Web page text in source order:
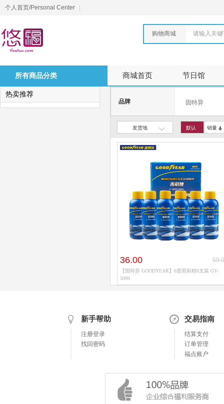
个人首页/Personal Center
购物商城 请输入关
所有商品分类 商城首页 节日馆
热卖推荐
品牌 固特异
发货地 默认 销量
36.00
【固特异 GOODYEAR】0度雨刷精6支装 GY-
5099
新手帮助
注册登录
找回密码
交易指南
结算支付
订单管理
福点账户